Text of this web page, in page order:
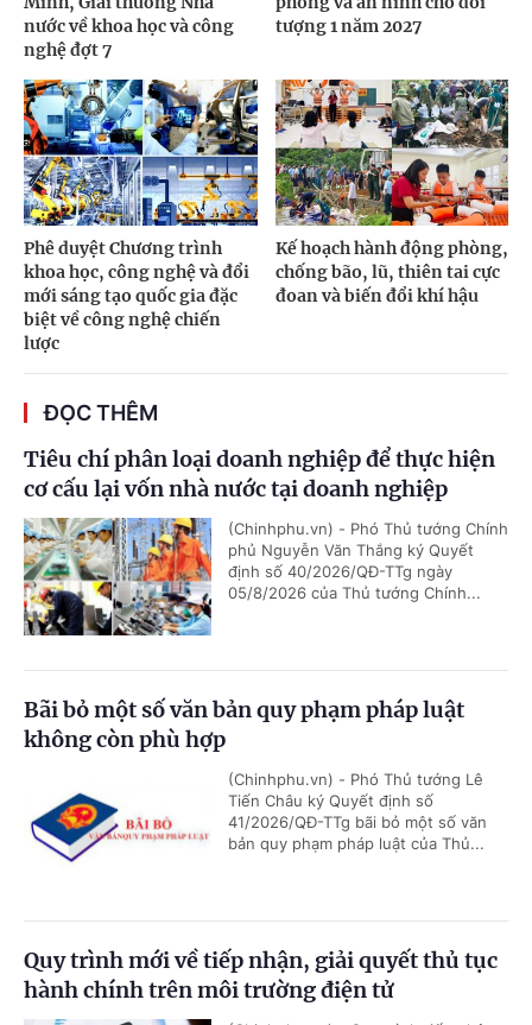
nước về khoa học và công
nghệ đợt 7
tượng 1 năm 2027
Phê duyệt Chương trình
khoa học, công nghệ và đổi
mới sáng tạo quốc gia đặc
biệt về công nghệ chiến
lược
Kế hoạch hành động phòng,
chống bão, lũ, thiên tai cực
đoan và biến đổi khí hậu
ĐỌC THÊM
Tiêu chí phân loại doanh nghiệp để thực hiện
cơ cấu lại vốn nhà nước tại doanh nghiệp
(Chinhphu.vn) - Phó Thủ tướng Chính
phủ Nguyễn Văn Thắng ký Quyết
định số 40/2026/QĐ-TTg ngày
05/8/2026 của Thủ tướng Chính...
Bãi bỏ một số văn bản quy phạm pháp luật
không còn phù hợp
(Chinhphu.vn) - Phó Thủ tướng Lê
Tiến Châu ký Quyết định số
41/2026/QĐ-TTg bãi bỏ một số văn
bản quy phạm pháp luật của Thủ...
Quy trình mới về tiếp nhận, giải quyết thủ tục
hành chính trên môi trường điện tử